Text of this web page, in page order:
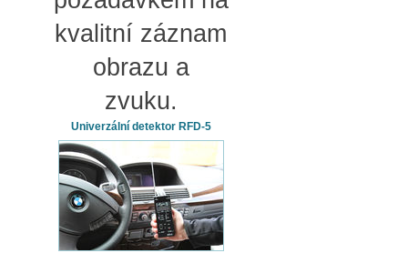
kvalitní záznam
obrazu a
zvuku.
Univerzální detektor RFD-5